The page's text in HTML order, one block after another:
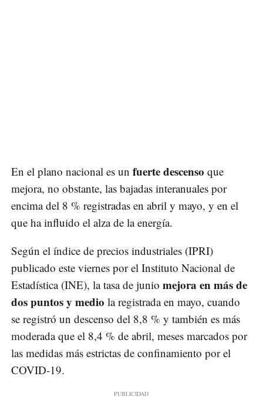
En el plano nacional es un fuerte descenso que
mejora, no obstante, las bajadas interanuales por
encima del 8 % registradas en abril y mayo, y en el
que ha influido el alza de la energía.
Según el índice de precios industriales (IPRI)
publicado este viernes por el Instituto Nacional de
Estadística (INE), la tasa de junio mejora en más de
dos puntos y medio la registrada en mayo, cuando
se registró un descenso del 8,8 % y también es más
moderada que el 8,4 % de abril, meses marcados por
las medidas más estrictas de confinamiento por el
COVID-19.